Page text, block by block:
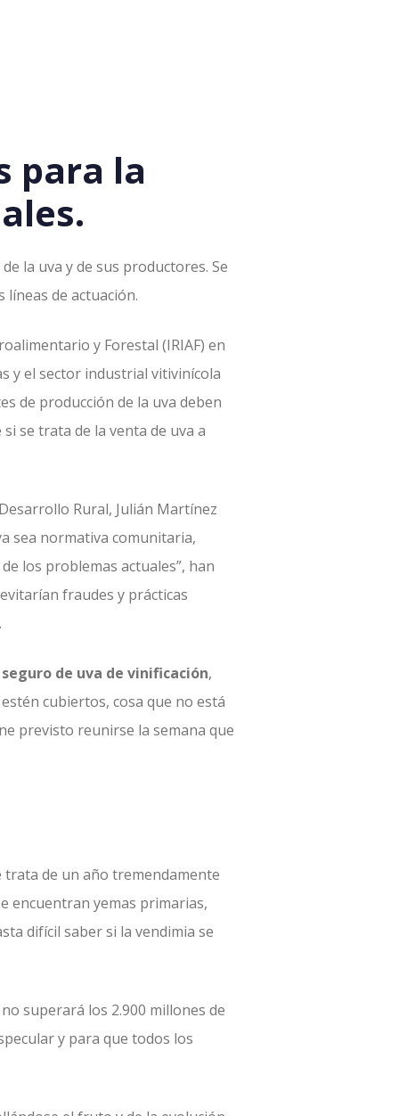
para la
la uva y de sus productores. Se
de actuación.
y Forestal (IRIAF) en
y el sector industrial vitivinícola
de producción de la uva deben
se trata de la venta de uva a
Rural, Julián Martínez
sea normativa comunitaria,
los problemas actuales”, han
fraudes y prácticas
seguro de uva de vinificación,
cubiertos, cosa que no está
previsto reunirse la semana que
trata de un año tremendamente
encuentran yemas primarias,
difícil saber si la vendimia se
superará los 2.900 millones de
y para que todos los